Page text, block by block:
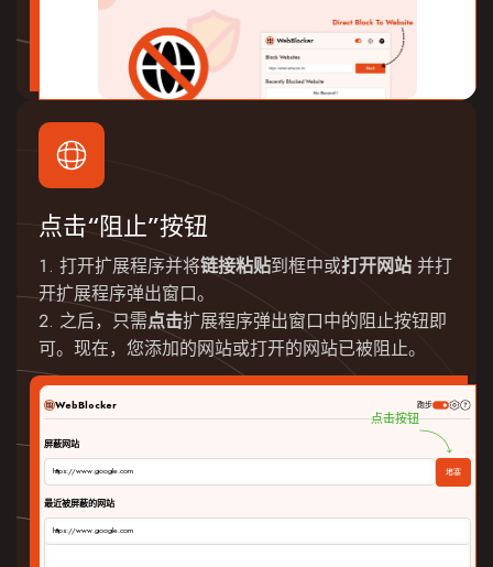
点击“阻止”按钮
打开扩展程序并将链接粘贴到框中或打开网站 并打
开扩展程序弹出窗口。
之后，只需点击扩展程序弹出窗口中的阻止按钮即
可。现在，您添加的网站或打开的网站已被阻止。
WebBlocker 跑步
屏蔽网站
https://www.google.com
点击按钮
堵塞
最近被屏蔽的网站
https://www.google.com